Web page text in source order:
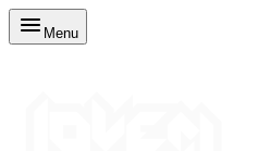
Menu